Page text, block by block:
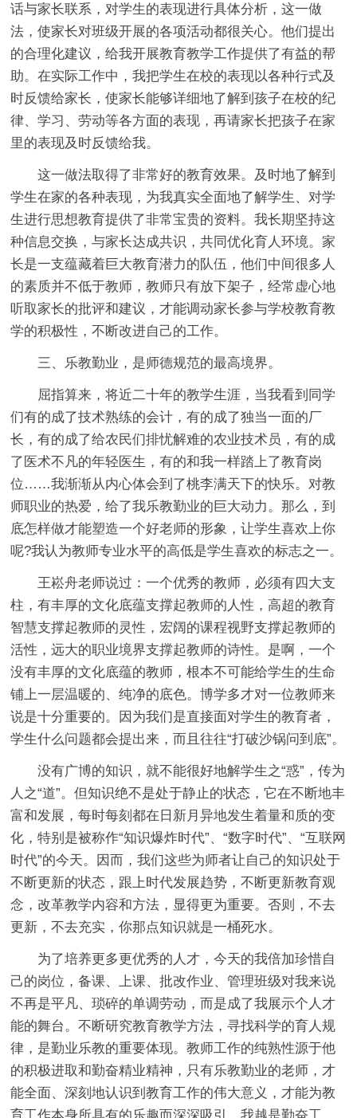
话与家长联系，对学生的表现进行具体分析，这一做
法，使家长对班级开展的各项活动都很关心。他们提出
的合理化建议，给我开展教育教学工作提供了有益的帮
助。在实际工作中，我把学生在校的表现以各种行式及
时反馈给家长，使家长能够详细地了解到孩子在校的纪
律、学习、劳动等各方面的表现，再请家长把孩子在家
里的表现及时反馈给我。
这一做法取得了非常好的教育效果。及时地了解到
学生在家的各种表现，为我真实全面地了解学生、对学
生进行思想教育提供了非常宝贵的资料。我长期坚持这
种信息交换，与家长达成共识，共同优化育人环境。家
长是一支蕴藏着巨大教育潜力的队伍，他们中间很多人
的素质并不低于教师，教师只有放下架子，经常虚心地
听取家长的批评和建议，才能调动家长参与学校教育教
学的积极性，不断改进自己的工作。
三、乐教勤业，是师德规范的最高境界。
屈指算来，将近二十年的教学生涯，当我看到同学
们有的成了技术熟练的会计，有的成了独当一面的厂
长，有的成了给农民们排忧解难的农业技术员，有的成
了医术不凡的年轻医生，有的和我一样踏上了教育岗
位……我渐渐从内心体会到了桃李满天下的快乐。对教
师职业的热爱，给了我乐教勤业的巨大动力。那么，到
底怎样做才能塑造一个好老师的形象，让学生喜欢上你
呢?我认为教师专业水平的高低是学生喜欢的标志之一。
王崧舟老师说过：一个优秀的教师，必须有四大支
柱，有丰厚的文化底蕴支撑起教师的人性，高超的教育
智慧支撑起教师的灵性，宏阔的课程视野支撑起教师的
活性，远大的职业境界支撑起教师的诗性。是啊，一个
没有丰厚的文化底蕴的教师，根本不可能给学生的生命
铺上一层温暖的、纯净的底色。博学多才对一位教师来
说是十分重要的。因为我们是直接面对学生的教育者，
学生什么问题都会提出来，而且往往“打破沙锅问到底”。
没有广博的知识，就不能很好地解学生之“惑”，传为
人之“道”。但知识绝不是处于静止的状态，它在不断地丰
富和发展，每时每刻都在日新月异地发生着量和质的变
化，特别是被称作“知识爆炸时代”、“数字时代”、“互联网
时代”的今天。因而，我们这些为师者让自己的知识处于
不断更新的状态，跟上时代发展趋势，不断更新教育观
念，改革教学内容和方法，显得更为重要。否则，不去
更新，不去充实，你那点知识就是一桶死水。
为了培养更多更优秀的人才，今天的我倍加珍惜自
己的岗位，备课、上课、批改作业、管理班级对我来说
不再是平凡、琐碎的单调劳动，而是成了我展示个人才
能的舞台。不断研究教育教学方法，寻找科学的育人规
律，是勤业乐教的重要体现。教师工作的纯熟性源于他
的积极进取和勤奋精业精神，只有乐教勤业的老师，才
能全面、深刻地认识到教育工作的伟大意义，才能为教